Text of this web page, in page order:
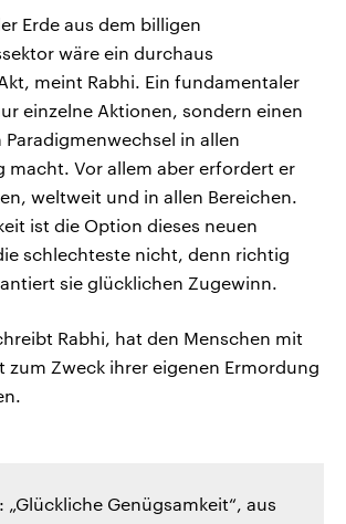
Erde aus dem billigen
wäre ein durchaus
meint Rabhi. Ein fundamentaler
einzelne Aktionen, sondern einen
in allen
macht. Vor allem aber erfordert er
weltweit und in allen Bereichen.
ist die Option dieses neuen
schlechteste nicht, denn richtig
sie glücklichen Zugewinn.
Rabhi, hat den Menschen mit
zum Zweck ihrer eigenen Ermordung
„Glückliche Genügsamkeit“, aus